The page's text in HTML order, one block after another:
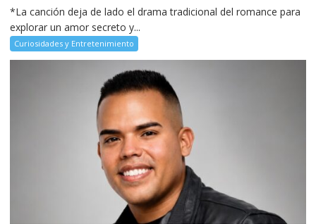
*La canción deja de lado el drama tradicional del romance para
explorar un amor secreto y...
Curiosidades y Entretenimiento